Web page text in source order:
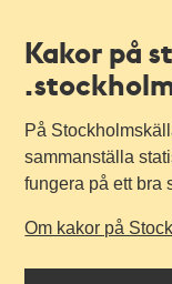
Kakor på
På
sammanställa
fungera på ett bra
Om kakor på